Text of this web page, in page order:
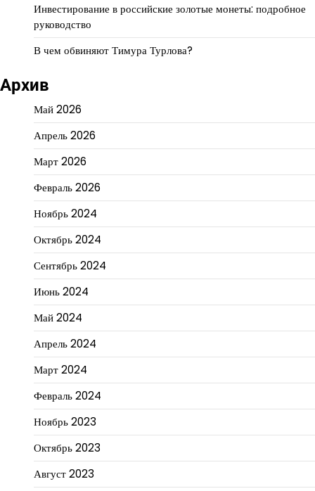
Инвестирование в российские золотые монеты: подробное
руководство
В чем обвиняют Тимура Турлова?
Архив
Май 2026
Апрель 2026
Март 2026
Февраль 2026
Ноябрь 2024
Октябрь 2024
Сентябрь 2024
Июнь 2024
Май 2024
Апрель 2024
Март 2024
Февраль 2024
Ноябрь 2023
Октябрь 2023
Август 2023